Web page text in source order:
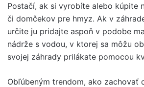
Postačí, ak si vyrobíte alebo kúpite
či domčekov pre hmyz. Ak v
určite ju pridajte aspoň v podobe
nádrže s vodou, v ktorej sa môžu
svojej záhrady prilákate pomocou
Obľúbeným trendom, ako zachovať